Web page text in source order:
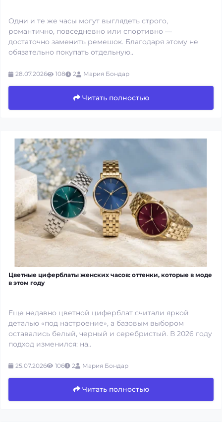
Одни и те же часы могут выглядеть строго,
романтично, повседневно или спортивно —
достаточно заменить ремешок. Благодаря этому не
обязательно покупать отдельную..
28.07.2026 108 2 Мария Бондар
Читать полностью
Цветные циферблаты женских часов: оттенки, которые в моде
в этом году
Еще недавно цветной циферблат считали яркой
деталью «под настроение», а базовым выбором
оставались белый, черный и серебристый. В 2026 году
подход изменился: на..
25.07.2026 106 2 Мария Бондар
Читать полностью